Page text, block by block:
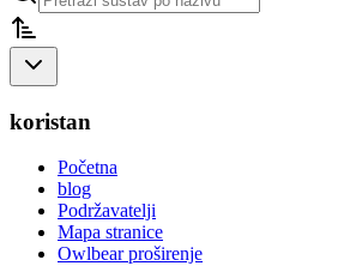
koristan
Početna
blog
Podržavatelji
Mapa stranice
Owlbear proširenje